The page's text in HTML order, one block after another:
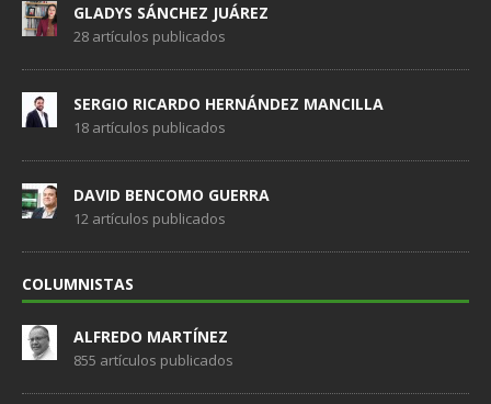
GLADYS SÁNCHEZ JUÁREZ
28 artículos publicados
SERGIO RICARDO HERNÁNDEZ MANCILLA
18 artículos publicados
DAVID BENCOMO GUERRA
12 artículos publicados
COLUMNISTAS
ALFREDO MARTÍNEZ
855 artículos publicados